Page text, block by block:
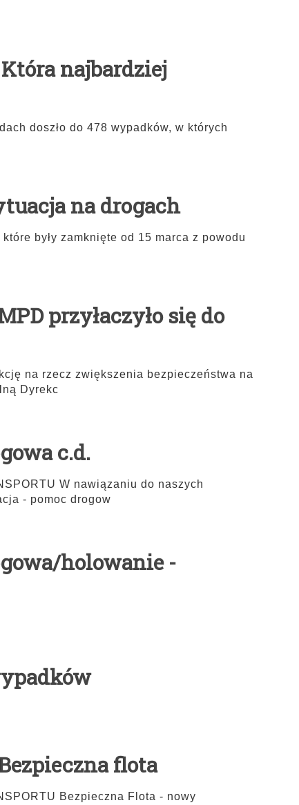
najbardziej
doszło do 478 wypadków, w których
na drogach
były zamknięte od 15 marca z powodu
przyłaczyło się do
na rzecz zwiększenia bezpieczeństwa na
Dyrekc
c.d.
W nawiązaniu do naszych
- pomoc drogow
holowanie -
flota
Bezpieczna Flota - nowy